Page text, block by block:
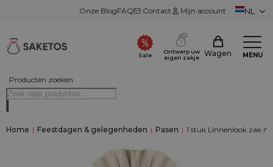
Onze BlogFAQ Contact Mijn account NL
Producten zoeken
Sale
Ontwerp uw
eigen zakje
Wagen MENU
Home | Feestdagen & gelegenheden | Pasen | 1 stuk Linnenlook zak